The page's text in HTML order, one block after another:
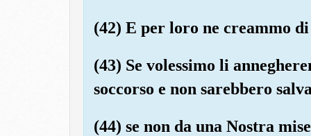
(42) E per loro ne creammo
(43) Se volessimo li
soccorso e non sarebbero
(44) se non da una Nostra